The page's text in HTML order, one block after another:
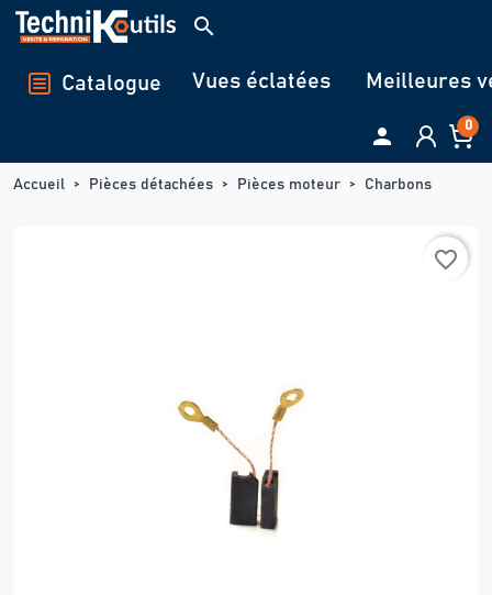
Panneau de gestion des cookies
search
Catalogue Vues éclatées Meilleures
 0
Accueil Pièces détachées Pièces moteur Charbons
favorite_border